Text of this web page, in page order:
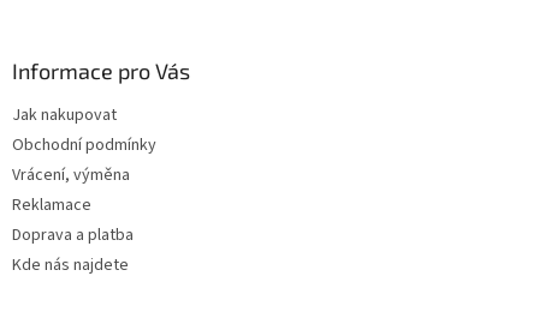
Informace pro Vás
Jak nakupovat
Obchodní podmínky
Vrácení, výměna
Reklamace
Doprava a platba
Kde nás najdete